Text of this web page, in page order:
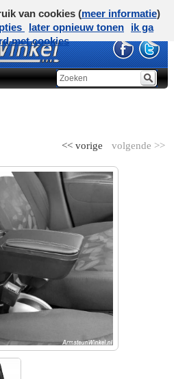
volgende >>
<< vorige
van cookies (meer informatie)
later opnieuw tonen
ik ga
met cookies